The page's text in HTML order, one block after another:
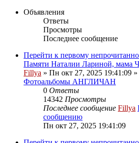
Объявления
Ответы
Просмотры
Последнее сообщение
Перейти к первому
Памяти Наталии Лариной, мама
Fillya » Пн окт 27, 2025 19:41:09
Фотоальбомы АНГЛИЧАН
0 Ответы
14342 Просмотры
Последнее сообщение Fillya
сообщению
Пн окт 27, 2025 19:41:09